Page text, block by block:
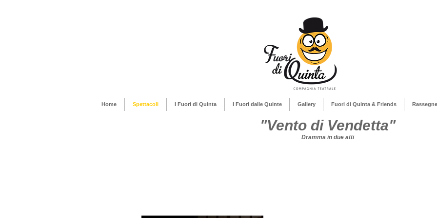
"Vento di Vendetta"
Dramma in due atti
Home Spettacoli I Fuori di Quinta I Fuori dalle Quinte Gallery Fuori di Quinta & Friends Rassegne